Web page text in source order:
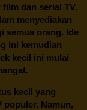
dan serial TV.
menyediakan
semua orang. Ide
ini kemudian
kecil ini mulai
kecil yang
populer. Namun,